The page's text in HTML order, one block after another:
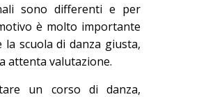
sono differenti e per
è molto importante
la scuola di danza giusta,
attenta valutazione.
un corso di danza,